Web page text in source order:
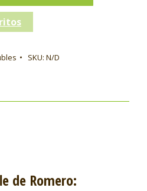
SKU: N/D
de Romero: